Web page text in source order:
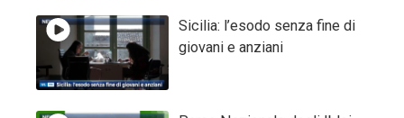
Sicilia: l’esodo senza fine di
giovani e anziani